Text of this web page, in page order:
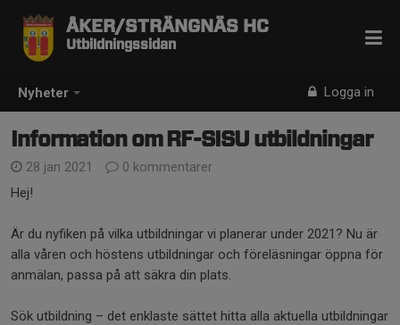
Nyheter Logga in
ÅKER/STRÄNGNÄS HC
Utbildningssidan
Information om RF-SISU utbildningar
28 jan 2021
0 kommentarer
Hej!
Är du nyfiken på vilka utbildningar vi planerar under 2021? Nu är
alla våren och höstens utbildningar och föreläsningar öppna för
anmälan, passa på att säkra din plats.
Sök utbildning – det enklaste sättet hitta alla aktuella utbildningar